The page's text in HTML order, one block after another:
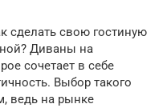
сделать свою гостиную
Диваны на
сочетает в себе
Выбор такого
ведь на рынке